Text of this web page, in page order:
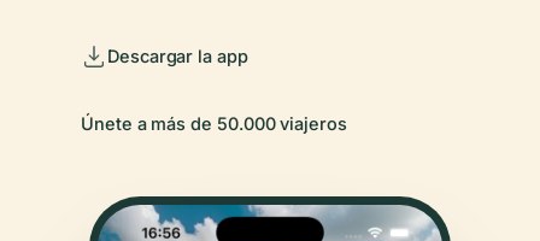
Descargar la app
Únete a más de 50.000 viajeros